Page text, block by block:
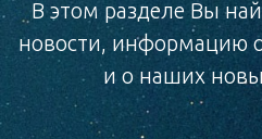
В этом разделе Вы
новости, информацию
и о наших